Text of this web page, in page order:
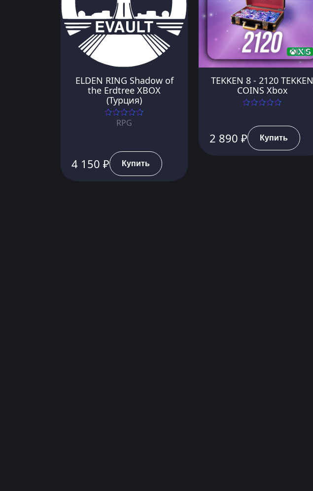
ELDEN RING Shadow of
the Erdtree XBOX
(Турция)
RPG
4 150 ₽ Купить
TEKKEN 8 - 2120 TEKKEN
COINS Xbox
2 890 ₽ Купить